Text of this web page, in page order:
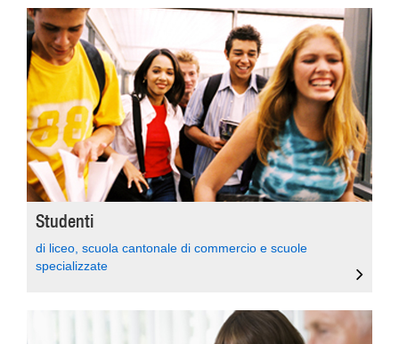
Studenti
di liceo, scuola cantonale di commercio e scuole
specializzate